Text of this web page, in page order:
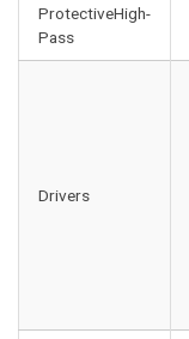
ProtectiveHigh-
Pass
Drivers